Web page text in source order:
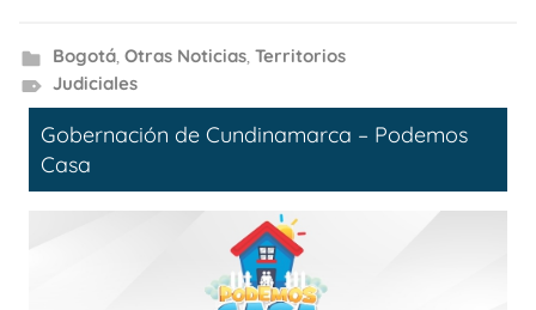
Bogotá, Otras Noticias, Territorios
Judiciales
Gobernación de Cundinamarca – Podemos
Casa